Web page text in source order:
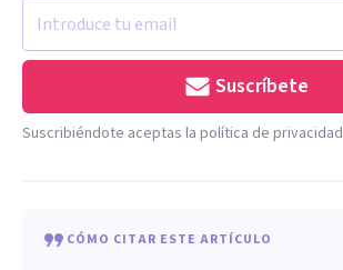
Suscríbete
Suscribiéndote aceptas la política de privacidad
CÓMO CITAR ESTE ARTÍCULO